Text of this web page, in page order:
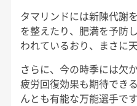
タマリンドには新陳代謝
を整えたり、肥満を予防
われているおり、まさに
さらに、今の時季には欠
疲労回復効果も期待でき
んとも有能な万能選手です